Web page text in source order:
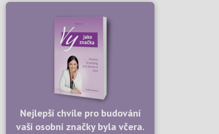
Nejlepší chvíle pro budování
vaší osobní značky byla včera.